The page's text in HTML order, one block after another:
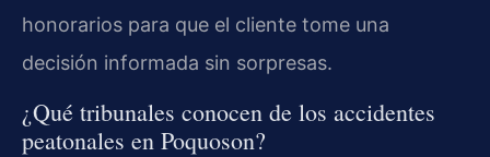
honorarios para que el cliente tome una
decisión informada sin sorpresas.
¿Qué tribunales conocen de los accidentes
peatonales en Poquoson?